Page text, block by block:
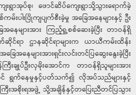
ရွာအုပ်စု၊ ဖောင်ဆိပ်ကျေးရွာသို့သွားရောက်ခဲ့
မ်းပါးပြိုကျပျက်စီးခဲ့မှု အခြေအနေများနှင့် ဦး
အနေများအား ကြည့်ရှု့စစ်ဆေးခဲ့ပြီး တာဝန်ရှိ
ရာ ဌာနဆိုင်ရာများက ယာယီကမ်းထိန်း
နေများအားရှင်းလင်းတင်ပြဆွေးနွေးခဲ့ပြီး
းချုပ်ဦးလှမိုးအောင်က တာဝန်ရှိသူများအား
ရွက်နေမှုနှင့်ပတ်သက်၍ လိုအပ်သည်များနှင့်
းအစိုးရအဖွဲ့ သို့အချိန်နှင့်တပြေးညီတင်ပြသွား